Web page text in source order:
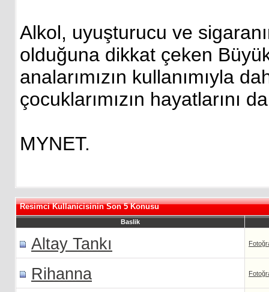
Alkol, uyuşturucu ve
olduğuna dikkat çeken
analarımızın kullanımıyla
çocuklarımızın hayatlarını
MYNET.
Resimci Kullanicisinin Son 5 Konusu
Baslik
Altay Tankı
Rihanna